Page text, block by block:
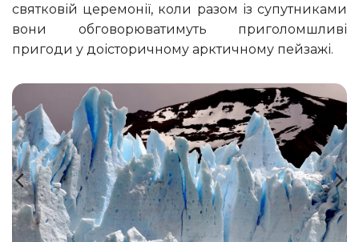
святковій церемонії, коли разом із супутниками
вони обговорюватимуть приголомшливі
пригоди у доісторичному арктичному пейзажі.